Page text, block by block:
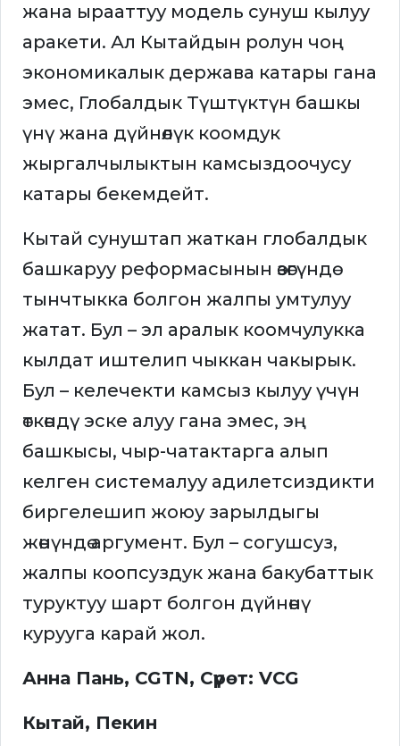
жана ырааттуу модель сунуш кылуу
аракети. Ал Кытайдын ролун чоң
экономикалык держава катары гана
эмес, Глобалдык Түштүктүн башкы
үнү жана дүйнөлүк коомдук
жыргалчылыктын камсыздоочусу
катары бекемдейт.
Кытай сунуштап жаткан глобалдык
башкаруу реформасынын өзөгүндө
тынчтыкка болгон жалпы умтулуу
жатат. Бул – эл аралык коомчулукка
кылдат иштелип чыккан чакырык.
Бул – келечекти камсыз кылуу үчүн
өткөндү эске алуу гана эмес, эң
башкысы, чыр-чатактарга алып
келген системалуу адилетсиздикти
биргелешип жоюу зарылдыгы
жөнүндө аргумент. Бул – согушсуз,
жалпы коопсуздук жана бакубаттык
туруктуу шарт болгон дүйнөнү
курууга карай жол.
Анна Пань, CGTN, Сүрөт: VCG
Кытай, Пекин